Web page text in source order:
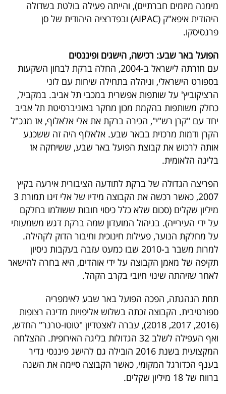
פרסמו
באייס
עקבו
אחרינו:
מימנה מיזמים חברתיים), והייתה פעילה בולטת בשדולה
היהודית איפא"ק (AIPAC) ובפדרציה היהודית של סן
פרנסיסקו.
הפועל באר שבע: רכישה, הישגים ופיננסים
עם חזרתה לישראל ב-2004, החלה ברקת לבחון השקעות
בספורט הישראלי, וניהלה בתחילה שיחות עם לוני
הרציקוביץ' על שותפות אפשרית במכבי תל אביב. במקביל,
כחלק משותפות בהקמת מכון מחקר באוניברסיטת תל אביב
יחד עם "קרן רש"י", הכירה ברקת את אלי אלאלוף, אז מנכ"ל
הקרן ודמות מרכזית בבאר שבע. אלאלוף היה זה ששכנע
אותה לרכוש את קבוצת הפועל באר שבע, ששיחקה אז
בליגה הלאומית.
הפריצה הגדולה של ברקת לתודעה הציבורית אירעה בקיץ
2007, כאשר רכשה את הקבוצה מידיו של אלי זינו תמורת 3
מיליון שקלים (סכום שלא כלל כיסוי חובות ששולמו בחלקם
על ידי העירייה). בניהול המועדון שמה ברקת דגש משמעותי
על מחלקת הנוער, פעילות חינוכית וחיבור הדוק לקהילה.
למרות משבר ב-2010 שבו כמעט עזבה בעקבות ניסיון
תקיפה של מאמן הקבוצה על ידי אוהדים, היא בחרה להישאר
לאחר שזיהתה שינוי חיובי בקרב הקהל.
תחת הנהגתה, הפכה הפועל באר שבע לאימפריה
ספורטיבית. הקבוצה זכתה בשלוש אליפויות מדינה רצופות
(2016, 2017, 2018), עברה לאצטדיון "טוטו-טרנר" החדש,
ואף העפילה לשלב 32 הגדולות בליגה האירופית. ההצלחה
המקצועית בשנת 2016 הובילה גם להישג פיננסי נדיר
בענף הכדורגל המקומי, כאשר הקבוצה סיימה את השנה
ברווח של 18 מיליון שקלים.